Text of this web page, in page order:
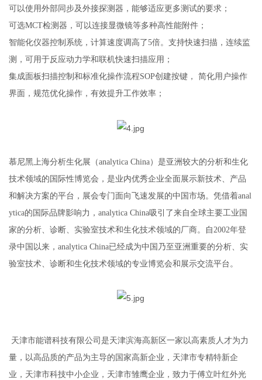
可以使用外部同步及外接探测器，能够适应更多测试的要求；
可选MCT检测器，可以连接显微镜等多种高性能附件；
智能化仪器控制系统，计算速度调高了5倍。支持快速扫描，连续监
测，可用于反应动力学和联机快速扫描应用 ；
集成面板扫描控制和标准化操作流程SOP创建按键， 简化用户操作
界面，规范优化操作，有效提升工作效率 ；
慕尼黑上海分析生化展（analytica China）是亚洲较大的分析和生化
技术领域的国际性博览会，是业内优秀企业全面展示新技术、产品
和解决方案的平台，展会专门面向飞速发展的中国市场。凭借着anal
ytica的国际品牌影响力，analytica China吸引了来自全球主要工业国
家的分析、诊断、实验室技术和生化技术领域的厂商。自2002年登
录中国以来，analytica China已经成为中国乃至亚洲重要的分析、实
验室技术、诊断和生化技术领域的专业博览会和展示交流平台。
天津市能谱科技有限公司是天津滨海高新区一家以高素质人才为力
量，以高品质的产品为主导的国家高新企业，天津市专精特新企
业，天津市科技中小企业，天津市雏鹰企业，致力于傅立叶红外光